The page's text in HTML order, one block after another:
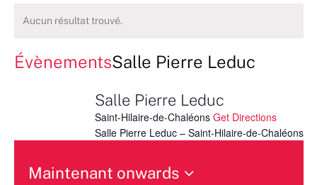
Aucun résultat trouvé.
ÉvènementsSalle Pierre Leduc
Salle Pierre Leduc
Saint-Hilaire-de-Chaléons Get Directions
Salle Pierre Leduc – Saint-Hilaire-de-Chaléons
Maintenant onwards